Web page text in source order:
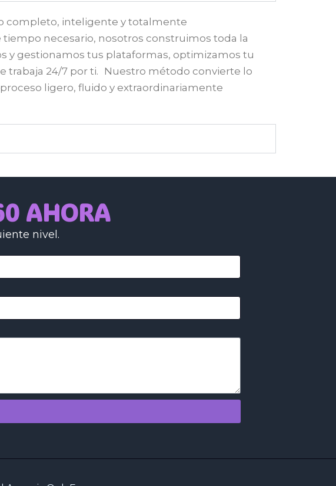
completo, inteligente y totalmente
necesario, nosotros construimos toda la
y gestionamos tus plataformas, optimizamos tu
trabaja 24/7 por ti. Nuestro método convierte lo
ligero, fluido y extraordinariamente
AHORA
nivel.